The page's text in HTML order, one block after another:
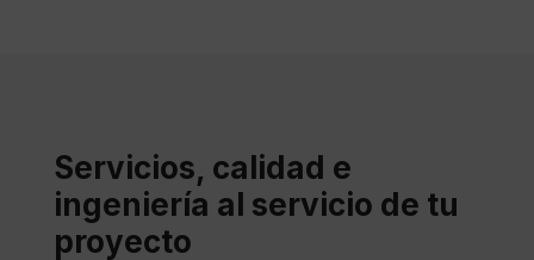
Servicios, calidad e
ingeniería al servicio de tu
proyecto